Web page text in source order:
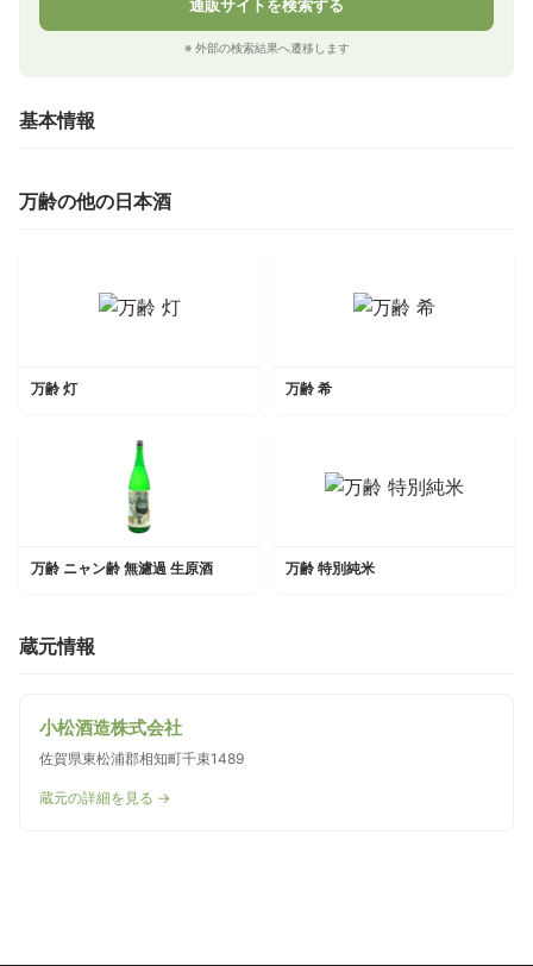
通販サイトを検索する
※ 外部の検索結果へ遷移します
基本情報
万齢の他の日本酒
万齢 灯 万齢 希
万齢 ニャン齢 無濾過 生原酒 万齢 特別純米
蔵元情報
小松酒造株式会社
佐賀県東松浦郡相知町千束1489
蔵元の詳細を見る →